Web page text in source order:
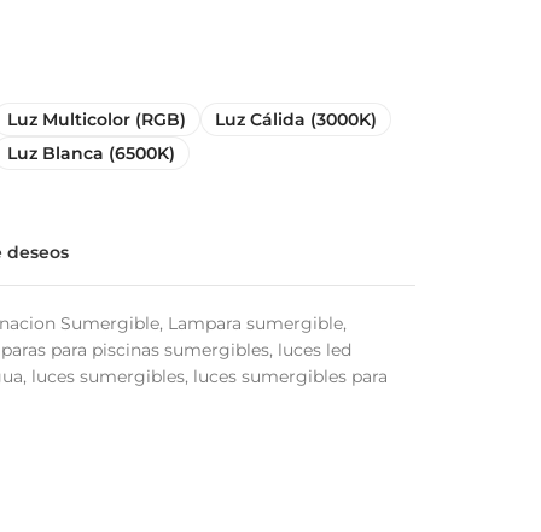
Luz Multicolor (RGB)
Luz Cálida (3000K)
Luz Blanca (6500K)
deseos
Sumergible, Lampara sumergible,
para piscinas sumergibles, luces led
, luces sumergibles, luces sumergibles para